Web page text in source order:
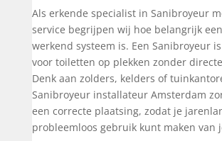
Als erkende specialist in Sanibroyeur
service begrijpen wij hoe belangrijk
werkend systeem is. Een Sanibroyeur
voor toiletten op plekken zonder
Denk aan zolders, kelders of
Sanibroyeur installateur Amsterdam
een correcte plaatsing, zodat je
probleemloos gebruik kunt maken van